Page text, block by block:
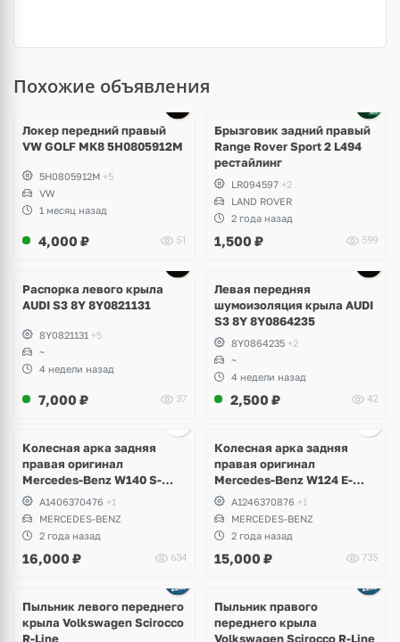
Похожие объявления
Локер передний правый
VW GOLF MK8 5H0805912M
5H0805912M +5
VW
1 месяц назад
4,000 ₽ 51
Брызговик задний правый
Range Rover Sport 2 L494
рестайлинг
LR094597 +2
LAND ROVER
2 года назад
1,500 ₽ 599
Распорка левого крыла
AUDI S3 8Y 8Y0821131
8Y0821131 +5
~
4 недели назад
7,000 ₽ 37
Левая передняя
шумоизоляция крыла AUDI
S3 8Y 8Y0864235
8Y0864235 +2
~
4 недели назад
2,500 ₽ 42
Колесная арка задняя
правая оригинал
Mercedes-Benz W140 S-
KlassA1406370476 +1
MERCEDES-BENZ
2 года назад
16,000 ₽ 634
Колесная арка задняя
правая оригинал
Mercedes-Benz W124 E-
KlassA1246370876 +1
MERCEDES-BENZ
2 года назад
15,000 ₽ 735
Пыльник левого переднего
крыла Volkswagen Scirocco
R-Line
Пыльник правого
переднего крыла
Volkswagen Scirocco R-Line